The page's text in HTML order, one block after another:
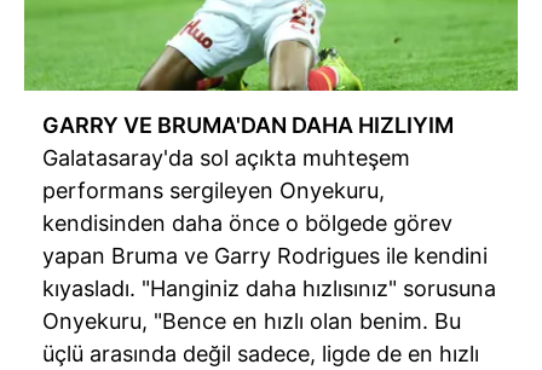
GARRY VE BRUMA'DAN DAHA HIZLIYIM
Galatasaray'da sol açıkta muhteşem
performans sergileyen Onyekuru,
kendisinden daha önce o bölgede görev
yapan Bruma ve Garry Rodrigues ile kendini
kıyasladı. "Hanginiz daha hızlısınız" sorusuna
Onyekuru, "Bence en hızlı olan benim. Bu
üçlü arasında değil sadece, ligde de en hızlı